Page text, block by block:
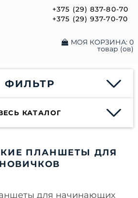
+375 (29) 837-80-70
+375 (29) 937-70-70
МОЯ КОРЗИНА: 0
товар (ов)
ФИЛЬТР
КАТАЛОГ
ПЛАНШЕТЫ ДЛЯ
НОВИЧКОВ
для начинающих